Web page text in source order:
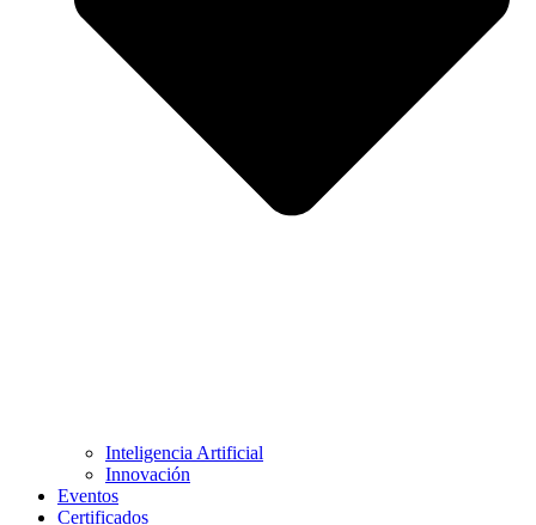
Inteligencia Artificial
Innovación
Eventos
Certificados